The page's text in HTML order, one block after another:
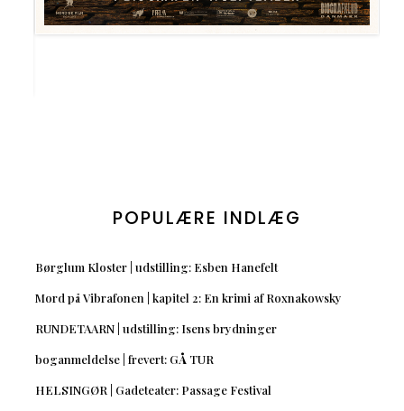
POPULÆRE INDLÆG
Børglum Kloster | udstilling: Esben Hanefelt
Mord på Vibrafonen | kapitel 2: En krimi af Roxnakowsky
RUNDETAARN | udstilling: Isens brydninger
boganmeldelse | frevert: GÅ TUR
HELSINGØR | Gadeteater: Passage Festival